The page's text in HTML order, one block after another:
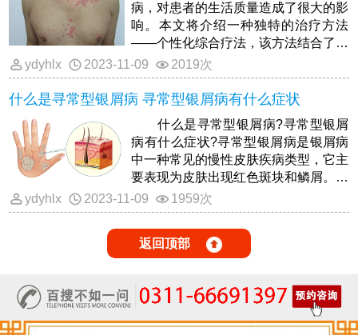
病，对患者的生活质量造成了很大的影
响。本文将介绍一种独特的治疗方法
——个性化综合疗法，该方法结合了药
物治疗、光疗、心理疗法和生活方式调
整，能够显著改善银屑病患者的症状和
生活质量。
ydyhlx 2023-11-09 2019次
什么是寻常型银屑病 寻常型银屑病有什么症状
什么是寻常型银屑病?寻常型银屑
病有什么症状?寻常型银屑病是银屑病
中一种常见的慢性皮肤疾病类型，它主
要表现为皮肤出现红色斑块和鳞屑。这
种疾病通常会影响身体的特定部
ydyhlx 2023-11-09 1959次
返回顶部